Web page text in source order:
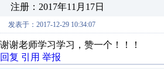
注册：2017年11月17日
发表于：2017-12-29 10:34:07
谢谢老师学习学习，赞一个！！！
回复 引用 举报